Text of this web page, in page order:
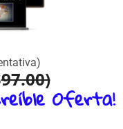
97.00)
Oferta!